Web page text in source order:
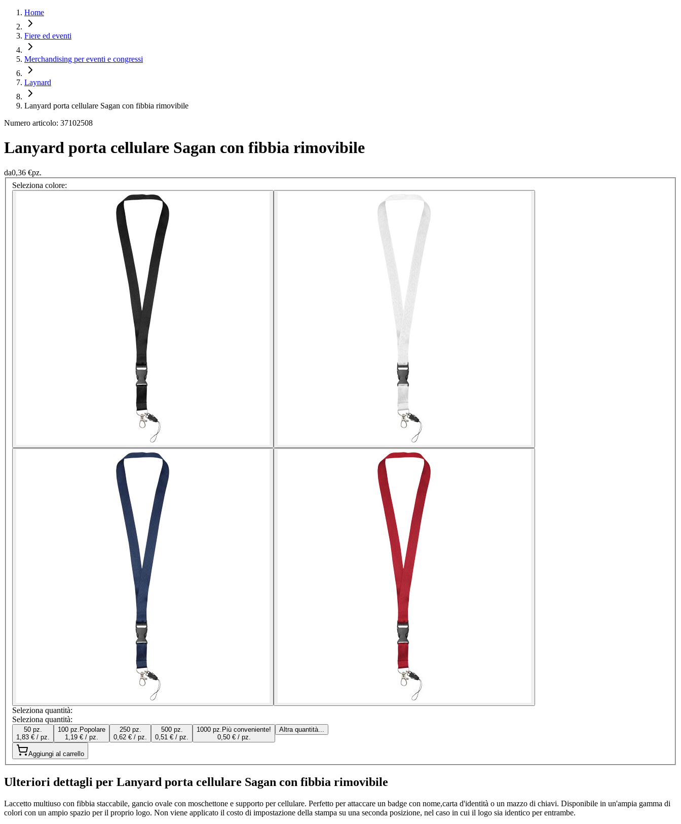
Home
Fiere ed eventi
Merchandising per eventi e congressi
Laynard
Lanyard porta cellulare Sagan con fibbia rimovibile
Numero articolo: 37102508
Lanyard porta cellulare Sagan con fibbia rimovibile
da0,36 €pz.
Seleziona colore:
Seleziona quantità:
Seleziona quantità:
50 pz.
1,83 € / pz.
100 pz. Popolare
1,19 € / pz.
250 pz.
0,62 € / pz.
500 pz.
0,51 € / pz.
1000 pz. Più conveniente!
0,50 € / pz.
Altra quantità...
Aggiungi al carrello
Ulteriori dettagli per Lanyard porta cellulare Sagan con fibbia rimovibile
Laccetto multiuso con fibbia staccabile, gancio ovale con moschettone e supporto per cellulare. Perfetto per attaccare un badge con nome,carta d'identità o un mazzo di chiavi. Disponibile in un'ampia gamma di
colori con un ampio spazio per il proprio logo. Non viene applicato il costo di impostazione della stampa su una seconda posizione, nel caso in cui il logo sia identico per entrambe.